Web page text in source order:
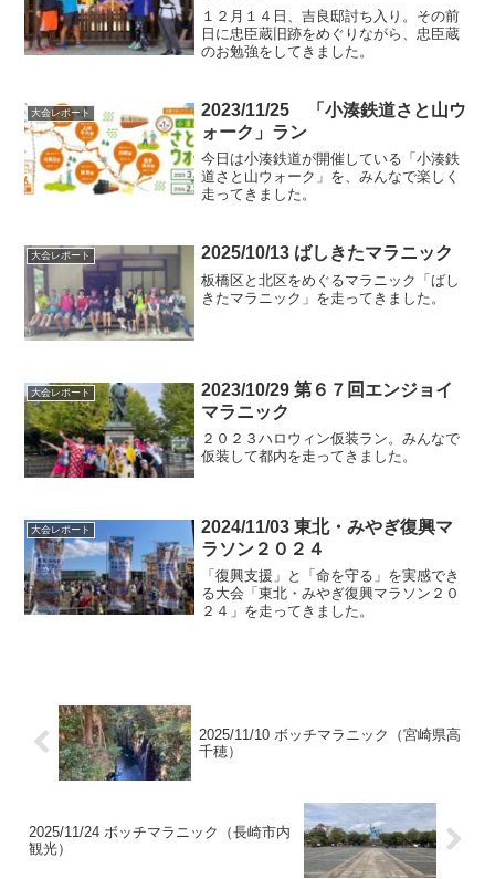
１２月１４日、吉良邸討ち入り。その前
日に忠臣蔵旧跡をめぐりながら、忠臣蔵
のお勉強をしてきました。
大会レポート
2023/11/25 「小湊鉄道さと山ウ
ォーク」ラン
今日は小湊鉄道が開催している「小湊鉄
道さと山ウォーク」を、みんなで楽しく
走ってきました。
大会レポート 2025/10/13 ばしきたマラニック
板橋区と北区をめぐるマラニック「ばし
きたマラニック」を走ってきました。
大会レポート
2023/10/29 第６７回エンジョイ
マラニック
２０２３ハロウィン仮装ラン。みんなで
仮装して都内を走ってきました。
大会レポート
2024/11/03 東北・みやぎ復興マ
ラソン２０２４
「復興支援」と「命を守る」を実感でき
る大会「東北・みやぎ復興マラソン２０
２４」を走ってきました。
2025/11/10 ボッチマラニック（宮崎県高
千穂）
2025/11/24 ボッチマラニック（長崎市内
観光）